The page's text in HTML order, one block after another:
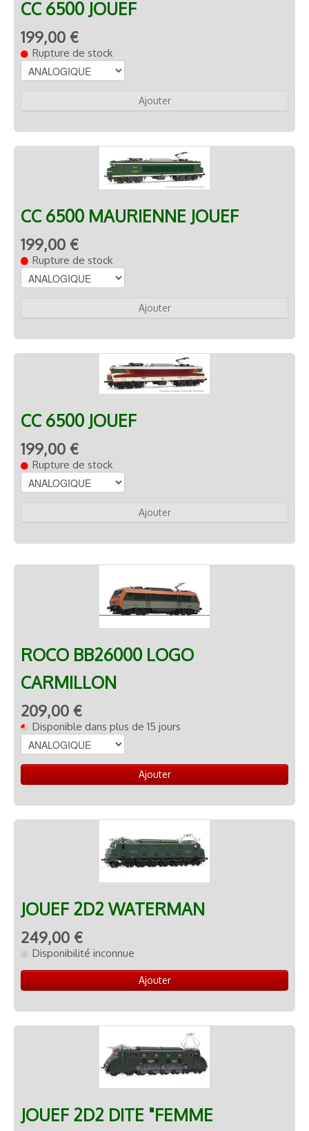
CC 6500 JOUEF
199,00 €
Rupture de stock
Ajouter
CC 6500 MAURIENNE JOUEF
199,00 €
Rupture de stock
Ajouter
CC 6500 JOUEF
199,00 €
Rupture de stock
Ajouter
ROCO BB26000 LOGO
CARMILLON
209,00 €
Disponible dans plus de 15 jours
Ajouter
JOUEF 2D2 WATERMAN
249,00 €
Disponibilité inconnue
Ajouter
JOUEF 2D2 DITE "FEMME